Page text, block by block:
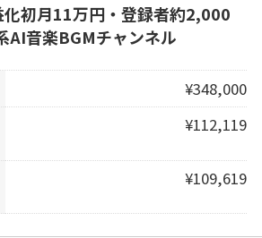
化初月11万円・登録者約2,000
AI音楽BGMチャンネル
¥348,000
¥112,119
¥109,619